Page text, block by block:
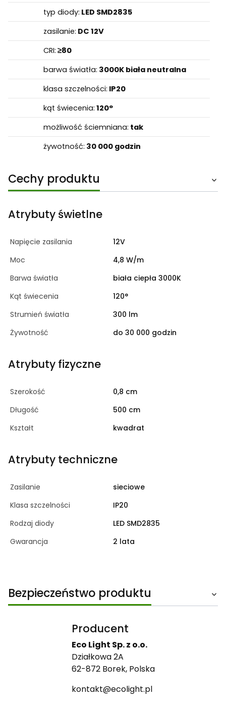
typ diody: LED SMD2835
zasilanie: DC 12V
CRI: ≥80
barwa światła: 3000K biała neutralna
klasa szczelności: IP20
kąt świecenia: 120°
możliwość ściemniana: tak
żywotność: 30 000 godzin
Cechy produktu
Atrybuty świetlne
Napięcie zasilania
12V
Moc
4,8 W/m
Barwa światła
biała ciepła 3000K
Kąt świecenia
120°
Strumień światła
300 lm
Żywotność
do 30 000 godzin
Atrybuty fizyczne
Szerokość
0,8 cm
Długość
500 cm
Kształt
kwadrat
Atrybuty techniczne
Zasilanie
sieciowe
Klasa szczelności
IP20
Rodzaj diody
LED SMD2835
Gwarancja
2 lata
Bezpieczeństwo produktu
Producent
Eco Light Sp. z o.o.
Działkowa 2A
62-872 Borek, Polska
kontakt@ecolight.pl